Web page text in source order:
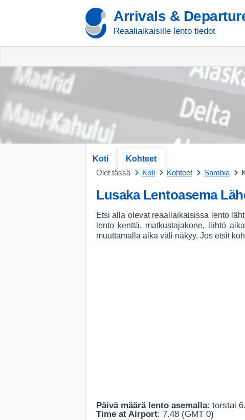
Arrivals &
Reaaliaikaisille lento tiedot
Koti
Kohteet
Olet tässä
Koti Kohteet Sambia
Lusaka Lentoasema
Etsi alla olevat reaaliaikaisissa lento
lento kenttä, matkustajakone, lähtö
muuttamalla aika väli näkyy. Jos etsit
Päivä määrä lento asemalla: torstai
Time at Airport: 7.48 (GMT 0)